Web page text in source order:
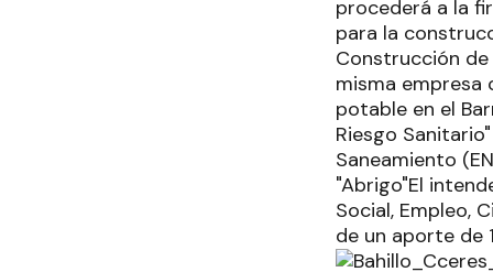
procederá a la
para la
Construcción
misma empresa
potable en el
Riesgo
Saneamiento
"Abrigo"El
Social, Empleo,
de un aporte de